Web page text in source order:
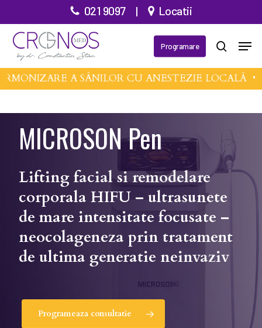
la
conținutul
principal
021 9097| Locatii
Programare căutare
A SÂNILOR CU ANESTEZIE LOCALĂ •
MICROSON Pen
Lifting facial si remodelare
corporala HIFU – ultrasunete
de mare intensitate focusate –
neocolageneza prin tratament
de ultima generatie neinvaziv
Programeaza consultatie